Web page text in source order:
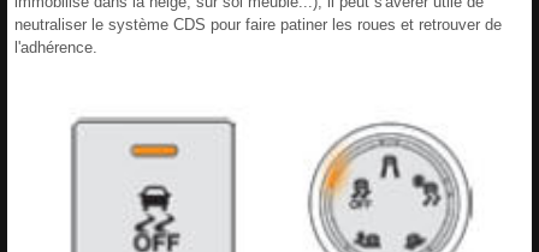
neutraliser le système CDS pour faire patiner les roues et retrouver de
l'adhérence.